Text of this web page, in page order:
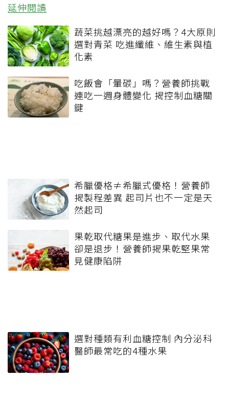
延伸閱讀
蔬菜挑越漂亮的越好嗎？4大原則
選對青菜 吃進纖維、維生素與植
化素
吃飯會「暈碳」嗎？營養師挑戰
連吃一週身體變化 揭控制血糖關
鍵
希臘優格≠希臘式優格！營養師
揭製程差異 起司片也不一定是天
然起司
果乾取代糖果是進步、取代水果
卻是退步！營養師揭果乾堅果常
見健康陷阱
選對種類有利血糖控制 內分泌科
醫師最常吃的4種水果